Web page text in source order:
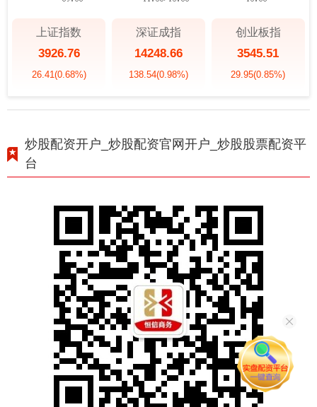
上证指数
3926.76
26.41(0.68%)
深证成指
14248.66
138.54(0.98%)
创业板指
3545.51
29.95(0.85%)
炒股配资开户_炒股配资官网开户_炒股股票配资平
台